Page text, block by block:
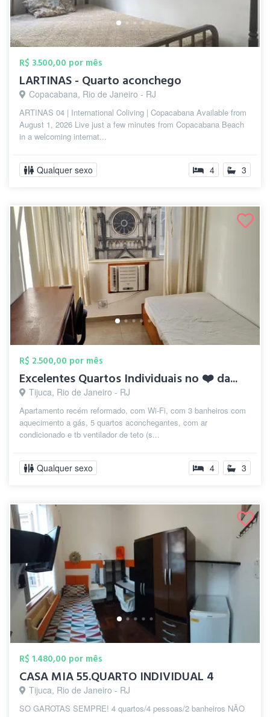
R$ 3.500,00 por mês
LARTINAS - Quarto aconchego
Copacabana, Rio de Janeiro - RJ
ARTINAS 04 | International Coliving | Copacabana Available from
August 1, 2026 Live just a few minutes from Copacabana Beach
in a welcoming internat...
Qualquer sexo 4 3
R$ 2.500,00 por mês
Excelentes Quartos Individuais no ❤️ da...
Tijuca, Rio de Janeiro - RJ
Apartamento recém reformado, com Wi-Fi, com 3 banheiros com
aquecimento a gás, 5 quartos aconchegantes, com ar
condicionado e tb ventilador de teto (s...
Qualquer sexo 4 3
R$ 1.480,00 por mês
CASA MIA 55.QUARTO INDIVIDUAL 4
Tijuca, Rio de Janeiro - RJ
SO GAROTAS SEMPRE! 4 quartos/4 pessoas/2 banheiros NÃO